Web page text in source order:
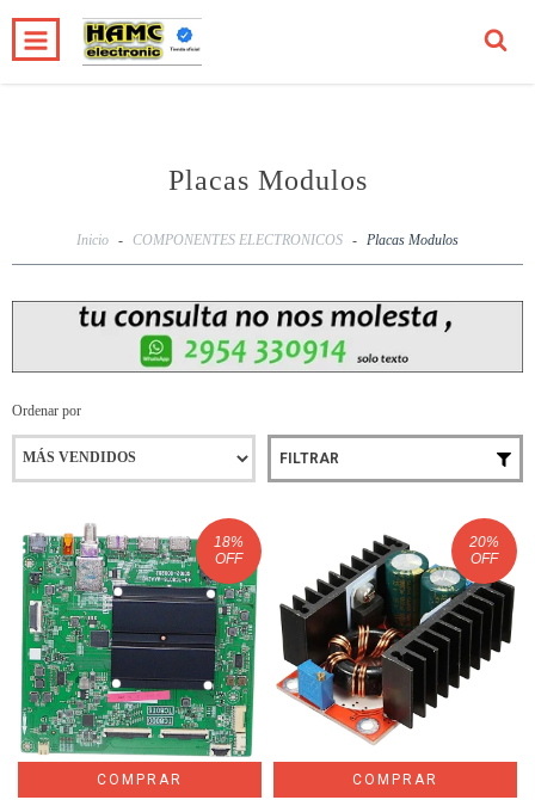
INICIO 0
Placas Modulos
Inicio - COMPONENTES ELECTRONICOS - Placas Modulos
Ordenar por
FILTRAR
18%
OFF
20%
OFF